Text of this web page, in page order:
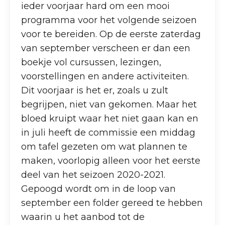
ieder voorjaar hard om een mooi
programma voor het volgende seizoen
voor te bereiden. Op de eerste zaterdag
van september verscheen er dan een
boekje vol cursussen, lezingen,
voorstellingen en andere activiteiten.
Dit voorjaar is het er, zoals u zult
begrijpen, niet van gekomen. Maar het
bloed kruipt waar het niet gaan kan en
in juli heeft de commissie een middag
om tafel gezeten om wat plannen te
maken, voorlopig alleen voor het eerste
deel van het seizoen 2020-2021.
Gepoogd wordt om in de loop van
september een folder gereed te hebben
waarin u het aanbod tot de